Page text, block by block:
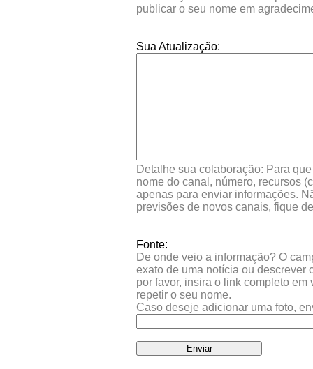
publicar o seu nome em
Sua Atualização:
Detalhe sua colaboração: Para
nome do canal, número, recursos
apenas para enviar informações.
previsões de novos canais, fique
Fonte:
De onde veio a informação? O
exato de uma notícia ou descrever
por favor, insira o link completo
repetir o seu nome.
Caso deseje adicionar uma foto,